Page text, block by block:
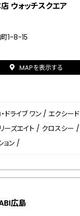
ウォッチスクエア
1-8-15
MAPを表示する
ドライブ ワン / エクシード
ーズエイト / クロスシー /
ョン /
広島